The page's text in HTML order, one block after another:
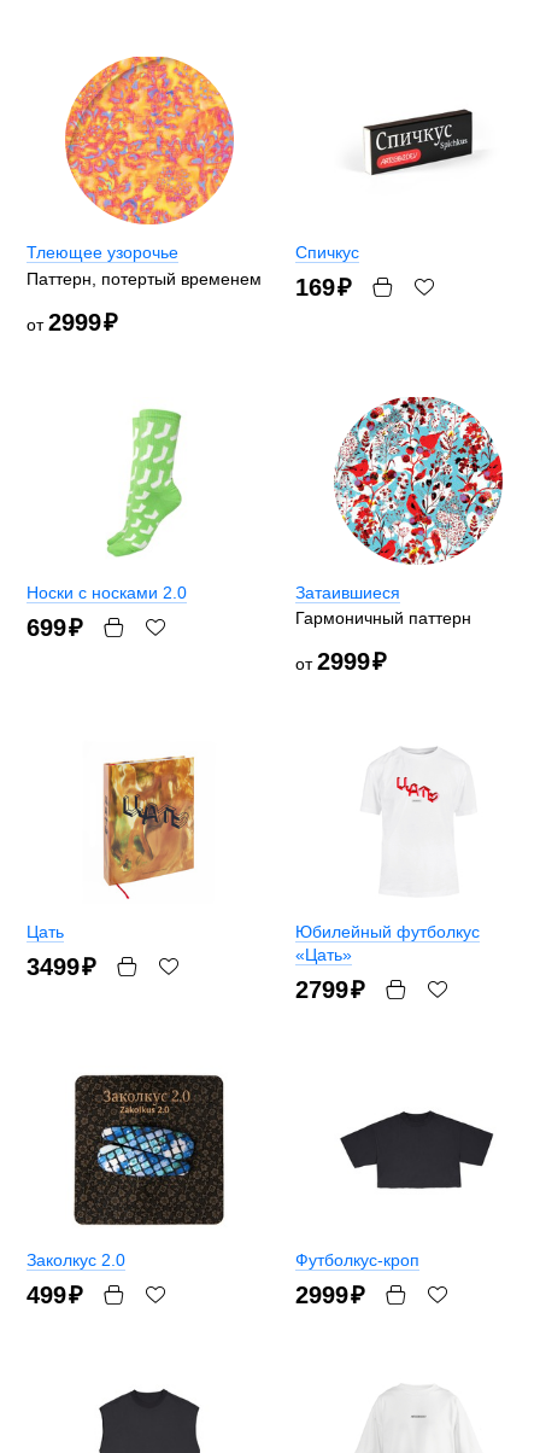
Тлеющее узорочье
Паттерн, потертый временем
от2999₽
Спичкус
169₽
Носки с носками 2.0
699₽
Затаившиеся
Гармоничный паттерн
от2999₽
Цать
3499₽
Юбилейный футболкус
«Цать»
2799₽
Заколкус 2.0
499₽
Футболкус-кроп
2999₽